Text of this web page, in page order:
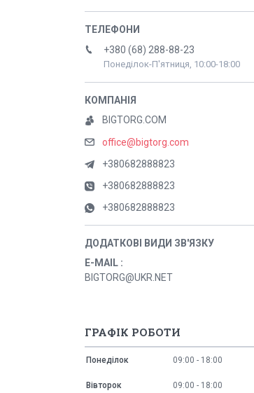
+380 (68) 288-88-23
Понеділок-П'ятниця, 10:00-18:00
BIGTORG.COM
office@bigtorg.com
+380682888823
+380682888823
+380682888823
E-MAIL
BIGTORG@UKR.NET
ГРАФІК РОБОТИ
Понеділок 09:00 18:00
Вівторок 09:00 18:00